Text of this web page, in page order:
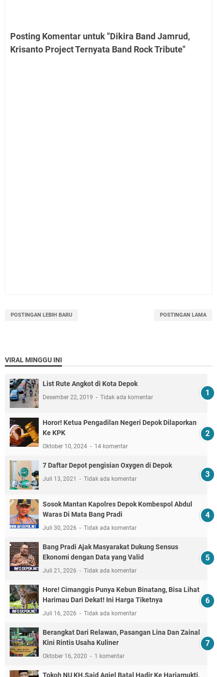
Posting Komentar untuk "Dikira Band Jamrud,
Krisanto Project Ternyata Band Rock Tribute"
POSTINGAN LEBIH BARU POSTINGAN LAMA
VIRAL MINGGU INI
List Rute Angkot di Kota Depok
Desember 22, 2019 Tidak ada komentar
Horor! Ketua Pengadilan Negeri Depok Dilaporkan
Ke KPK
Oktober 10, 2024 14 komentar
7 Daftar Depot pengisian Oxygen di Depok
Juli 13, 2021 Tidak ada komentar
Sosok Mantan Kapolres Depok Kombespol Abdul
Waras Di Mata Bang Pradi
Juli 30, 2026 Tidak ada komentar
Bang Pradi Ajak Masyarakat Dukung Sensus
Ekonomi dengan Data yang Valid
Juli 21, 2026 Tidak ada komentar
Hore! Cimanggis Punya Kebun Binatang, Bisa Lihat
Harimau Dari Dekat! Ini Harga Tiketnya
Juli 16, 2026 Tidak ada komentar
Berangkat Dari Relawan, Pasangan Lina Dan Zainal
Kini Rintis Usaha Kuliner
Oktober 16, 2020 1 komentar
Tokoh NU KH.Said Aqiel Batal Hadir Ke Harjamukti,